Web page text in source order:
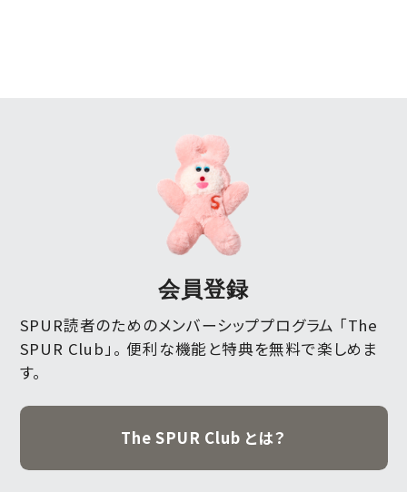
会員登録
SPUR読者のためのメンバーシッププログラム 「The
SPUR Club」。 便利な機能と特典を無料で楽しめま
す。
The SPUR Club とは？